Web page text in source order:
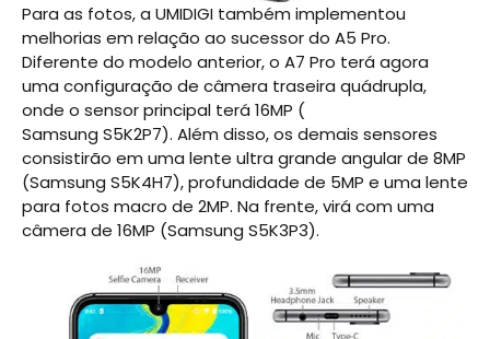
Para as fotos, a UMIDIGI também implementou
melhorias em relação ao sucessor do A5 Pro.
Diferente do modelo anterior, o A7 Pro terá agora
uma configuração de câmera traseira quádrupla,
onde o sensor principal terá 16MP (
Samsung S5K2P7). Além disso, os demais sensores
consistirão em uma lente ultra grande angular de 8MP
(Samsung S5K4H7), profundidade de 5MP e uma lente
para fotos macro de 2MP. Na frente, virá com uma
câmera de 16MP (Samsung S5K3P3).